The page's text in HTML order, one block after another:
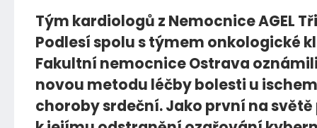
Tým kardiologů z Nemocnice AGEL
Podlesí spolu s týmem onkologické
Fakultní nemocnice Ostrava
novou metodu léčby bolesti u
choroby srdeční. Jako první na světě